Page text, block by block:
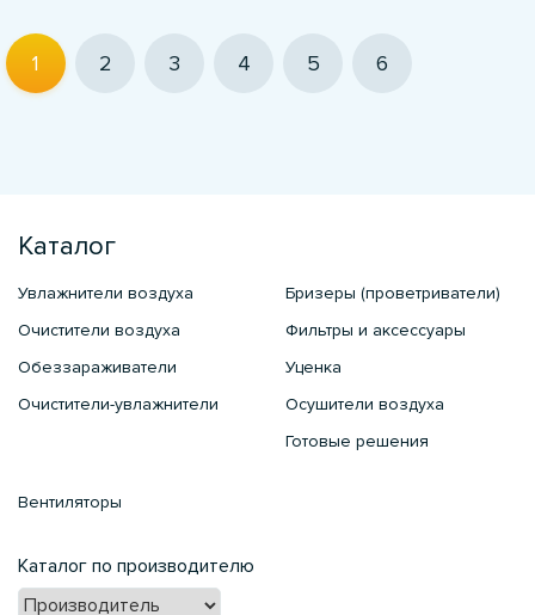
1 2 3 4 5 6
Каталог
Увлажнители воздуха
Очистители воздуха
Обеззараживатели
Очистители-увлажнители
Бризеры (проветриватели)
Фильтры и аксессуары
Уценка
Осушители воздуха
Готовые решения
Вентиляторы
Каталог по производителю